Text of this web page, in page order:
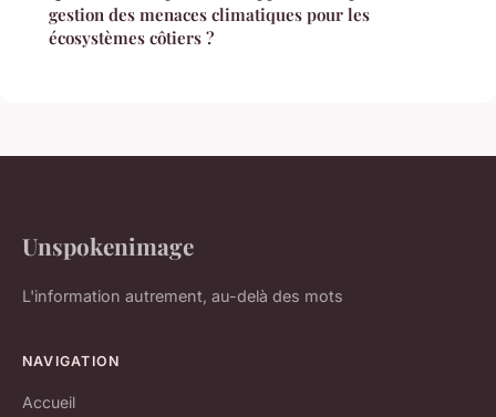
gestion des menaces climatiques pour les
écosystèmes côtiers ?
Unspokenimage
L'information autrement, au-delà des mots
NAVIGATION
Accueil